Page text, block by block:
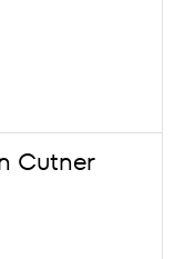
Cutner